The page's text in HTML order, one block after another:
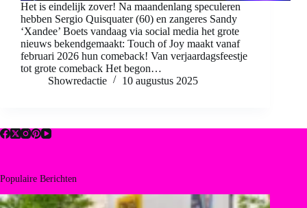
Het is eindelijk zover! Na maandenlang speculeren
hebben Sergio Quisquater (60) en zangeres Sandy
‘Xandee’ Boets vandaag via social media het grote
nieuws bekendgemaakt: Touch of Joy maakt vanaf
februari 2026 hun comeback! Van verjaardagsfeestje
tot grote comeback Het begon…
Showredactie
10 augustus 2025
Populaire Berichten